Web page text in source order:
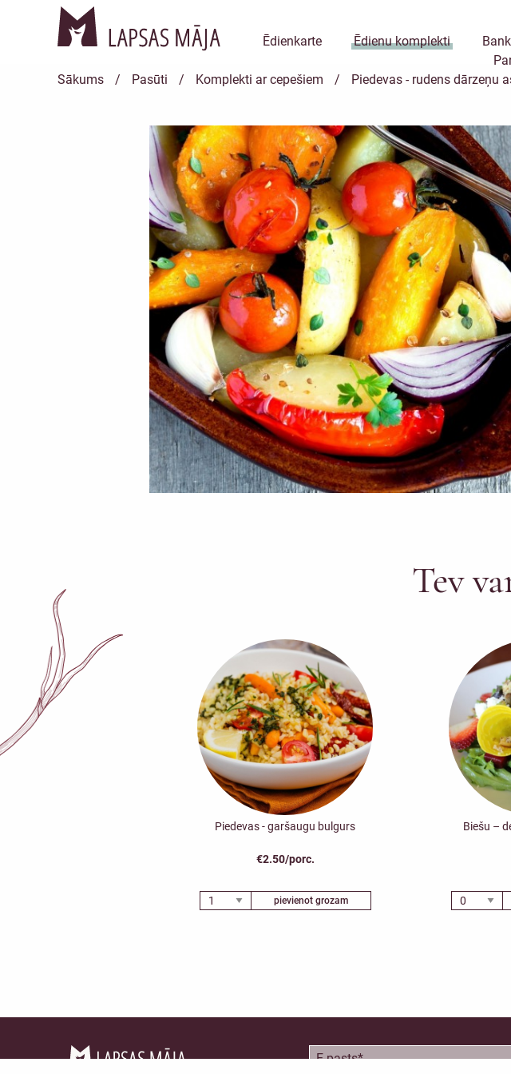
Ēdienkarte Ēdienu komplekti
Sākums
/ Pasūti / Komplekti ar cepešiem / Piedevas - rudens dārzeņu
Tev
Piedevas - garšaugu bulgurs
€2.50/porc.
pievienot grozam
Biešu –